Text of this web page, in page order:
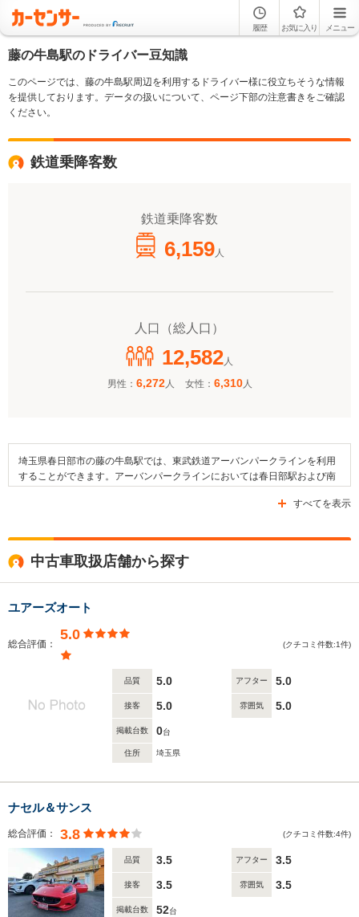
履歴 お気に入り メニュー
藤の牛島駅のドライバー豆知識
このページでは、藤の牛島駅周辺を利用するドライバー様に役立ちそうな情報
を提供しております。データの扱いについて、ページ下部の注意書きをご確認
ください。
鉄道乗降客数
鉄道乗降客数
6,159人
人口（総人口）
12,582 人
男性： 6,272人 女性： 6,310人
埼玉県春日部市の藤の牛島駅では、東武鉄道アーバンパークラインを利用
することができます。アーバンパークラインにおいては春日部駅および南
号線・国道4号線・県道42号線などが挙げられます。駅の周辺は住宅地が
ら保育園などの施設があります。また、春日部市立牛島小学校や春日部市
立東中学校、埼玉県立春日部女子高等学校といった教育施設も近隣に設け
られています。
すべてを表示
中古車取扱店舗から探す
ユアーズオート
総合評価：
5.0
(クチコミ件数:1件)
品質 5.0 アフター 5.0
接客 5.0 雰囲気 5.0
掲載台数 0台
住所 埼玉県
ナセル＆サンス
総合評価： 3.8 (クチコミ件数:4件)
品質 3.5 アフター 3.5
接客 3.5 雰囲気 3.5
掲載台数 52台